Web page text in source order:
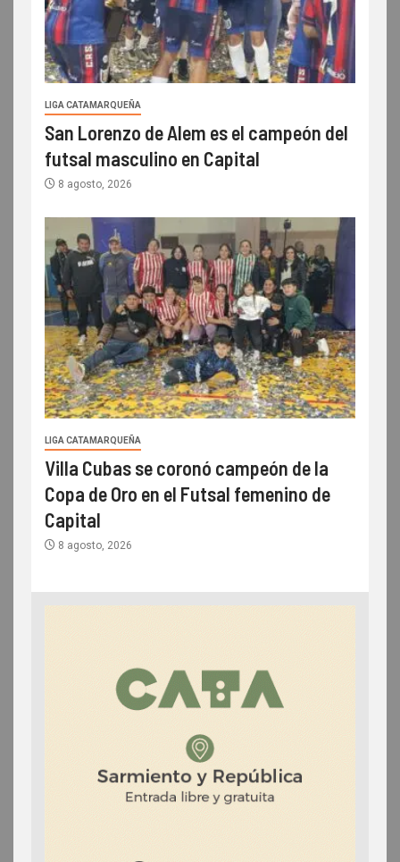
LIGA CATAMARQUEÑA
San Lorenzo de Alem es el campeón del
futsal masculino en Capital
8 agosto, 2026
LIGA CATAMARQUEÑA
Villa Cubas se coronó campeón de la
Copa de Oro en el Futsal femenino de
Capital
8 agosto, 2026